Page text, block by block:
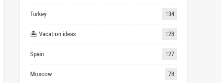
Turkey 134
🏝 Vacation ideas 128
Spain 127
Moscow 78